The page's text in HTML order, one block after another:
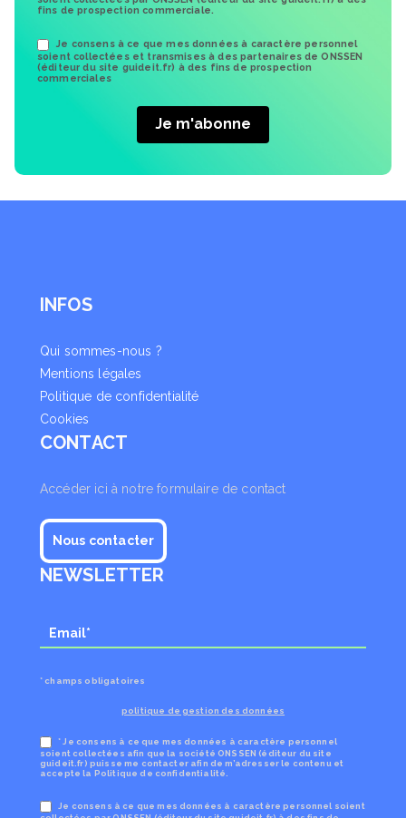
fins de prospection commerciale.
Je consens à ce que mes données à caractère personnel
soient collectées et transmises à des partenaires de ONSSEN
(éditeur du site guideit.fr) à des fins de prospection
commerciales
INFOS
Qui sommes-nous ?
Mentions légales
Politique de confidentialité
Cookies
CONTACT
Accéder ici à notre formulaire de contact
Nous contacter
NEWSLETTER
* champs obligatoires
politique de gestion des données
* Je consens à ce que mes données à caractère personnel
soient collectées afin que la société ONSSEN (éditeur du site
guideit.fr) puisse me contacter afin de m’adresser le contenu et
accepte la Politique de confidentialité.
Je consens à ce que mes données à caractère personnel soient